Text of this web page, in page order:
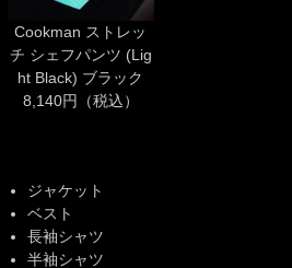
Cookman ストレッ
チ シェフパンツ (Lig
ht Black) ブラック
8,140円（税込）
ジャケット
ベスト
長袖シャツ
半袖シャツ